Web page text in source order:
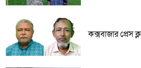
কক্সবাজার প্রেস